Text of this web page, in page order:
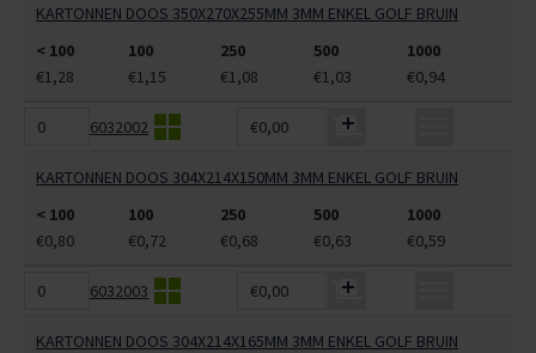
KARTONNEN DOOS 350X270X255MM 3MM ENKEL GOLF BRUIN
< 100
100 250 500
1000
€1,28
€1,15 €1,08 €1,03 €0,94
6032002 €0,00
KARTONNEN DOOS 304X214X150MM 3MM ENKEL GOLF BRUIN
< 100
100 250 500
1000
€0,80
€0,72 €0,68 €0,63 €0,59
6032003 €0,00
KARTONNEN DOOS 304X214X165MM 3MM ENKEL GOLF BRUIN